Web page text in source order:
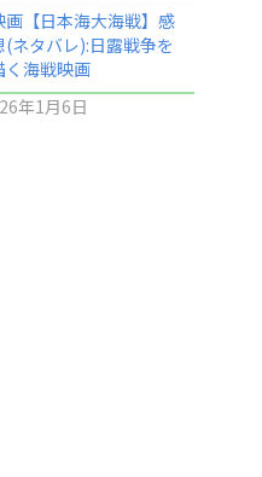
画【日本海大海戦】感
(ネタバレ):日露戦争を
く海戦映画
年1月6日